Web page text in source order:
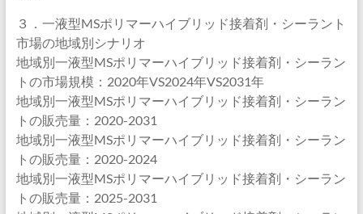
３．一液型MSポリマーハイブリッド接着剤・シーラント
市場の地域別シナリオ
地域別一液型MSポリマーハイブリッド接着剤・シーラン
トの市場規模：2020年VS2024年VS2031年
地域別一液型MSポリマーハイブリッド接着剤・シーラン
トの販売量：2020-2031
地域別一液型MSポリマーハイブリッド接着剤・シーラン
トの販売量：2020-2024
地域別一液型MSポリマーハイブリッド接着剤・シーラン
トの販売量：2025-2031